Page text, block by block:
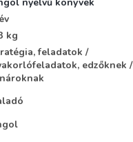
kg
feladatok /
edzőknek /